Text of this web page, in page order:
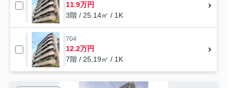
11.9万円
3階 / 25.14㎡ / 1K
704
12.2万円
7階 / 25.19㎡ / 1K